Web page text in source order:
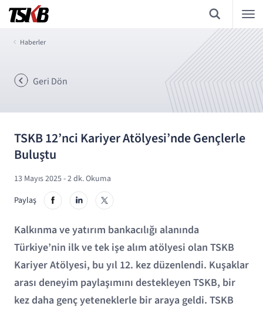
Haberler
Geri Dön
TSKB 12’nci Kariyer Atölyesi’nde Gençlerle
Buluştu
13 Mayıs 2025- 2 dk. Okuma
Paylaş
Kalkınma ve yatırım bankacılığı alanında
Türkiye’nin ilk ve tek işe alım atölyesi olan TSKB
Kariyer Atölyesi, bu yıl 12. kez düzenlendi. Kuşaklar
arası deneyim paylaşımını destekleyen TSKB, bir
kez daha genç yeteneklerle bir araya geldi. TSKB